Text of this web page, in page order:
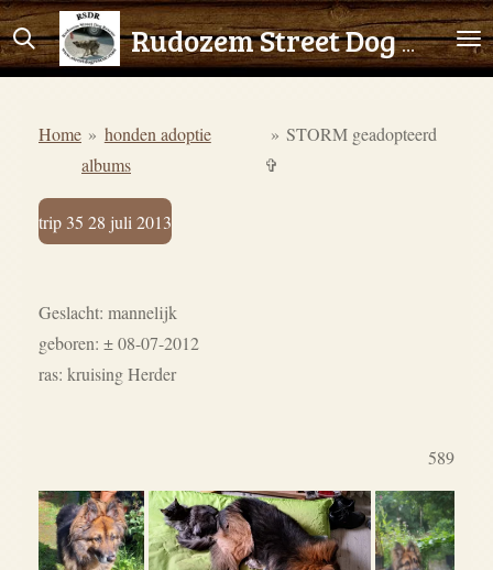
Ga
direct
hoofdinhoud
Rudozem Street Dog Rescue
Home » honden adoptie
albums
» STORM geadopteerd
✞
trip 35 28 juli 2013
Geslacht: mannelijk
geboren: ± 08-07-2012
ras: kruising Herder
589